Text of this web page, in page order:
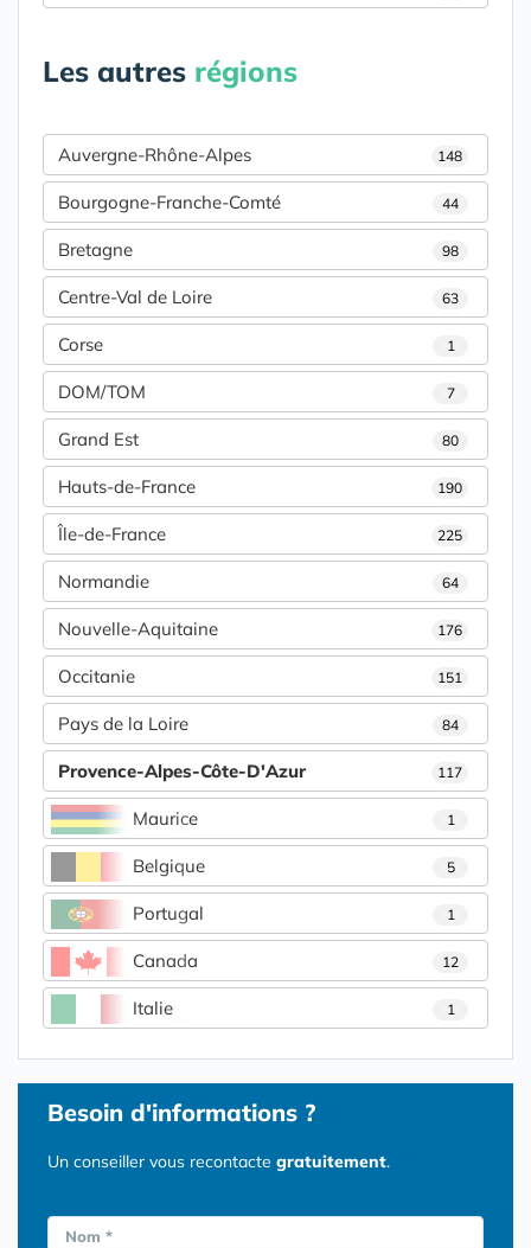
Les autres régions
Auvergne-Rhône-Alpes 148
Bourgogne-Franche-Comté 44
Bretagne 98
Centre-Val de Loire 63
Corse 1
DOM/TOM 7
Grand Est 80
Hauts-de-France 190
Île-de-France 225
Normandie 64
Nouvelle-Aquitaine 176
Occitanie 151
Pays de la Loire 84
Provence-Alpes-Côte-D'Azur 117
Maurice 1
Belgique 5
Portugal 1
Canada 12
Italie 1
Besoin d'informations ?
Un conseiller vous recontacte gratuitement.
Nom *